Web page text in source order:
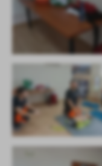
firm będących
Firmy te działają w
treści w postaci
społecznościowych.